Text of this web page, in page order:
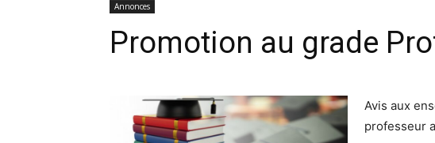
Annonces
Promotion au grade
Avis aux
professeur